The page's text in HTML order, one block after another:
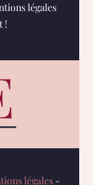
légales
!
légales-